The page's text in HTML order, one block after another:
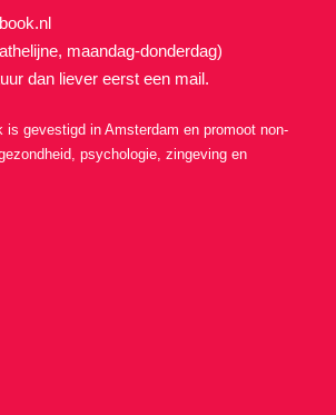
maandag-donderdag)
dan liever eerst een mail.
is gevestigd in Amsterdam en promoot non-
psychologie, zingeving en